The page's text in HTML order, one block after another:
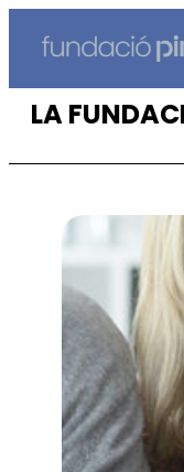
contingut
LA
Codi